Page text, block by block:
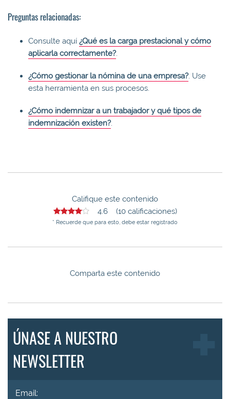
Preguntas relacionadas:
Consulte aquí ¿Qué es la carga prestacional y cómo
aplicarla correctamente?.
¿Cómo gestionar la nómina de una empresa?. Use
esta herramienta en sus procesos.
¿Cómo indemnizar a un trabajador y qué tipos de
indemnización existen?.
Califique este contenido
4.6 (10 calificaciones)
* Recuerde que para esto, debe estar registrado
Comparta este contenido
ÚNASE A NUESTRO
NEWSLETTER
Email: